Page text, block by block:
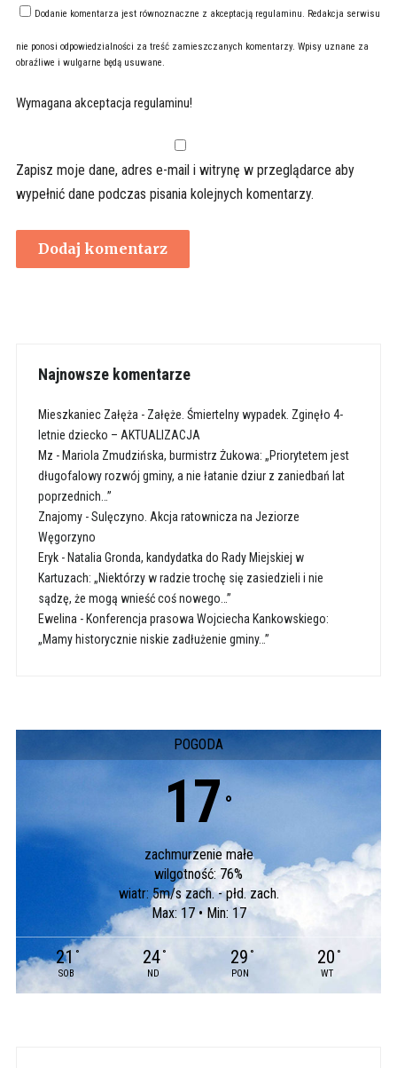
Dodanie komentarza jest równoznaczne z akceptacją regulaminu. Redakcja serwisu
nie ponosi odpowiedzialności za treść zamieszczanych komentarzy. Wpisy uznane za
obraźliwe i wulgarne będą usuwane.
Wymagana akceptacja regulaminu!
Zapisz moje dane, adres e-mail i witrynę w przeglądarce aby
wypełnić dane podczas pisania kolejnych komentarzy.
Najnowsze komentarze
Mieszkaniec Załęża - Załęże. Śmiertelny wypadek. Zginęło 4-
letnie dziecko – AKTUALIZACJA
Mz - Mariola Zmudzińska, burmistrz Żukowa: „Priorytetem jest
długofalowy rozwój gminy, a nie łatanie dziur z zaniedbań lat
poprzednich…”
Znajomy-Sulęczyno. Akcja ratownicza na Jeziorze
Węgorzyno
Eryk- Natalia Gronda, kandydatka do Rady Miejskiej w
Kartuzach: „Niektórzy w radzie trochę się zasiedzieli i nie
sądzę, że mogą wnieść coś nowego…”
Ewelina - Konferencja prasowa Wojciecha Kankowskiego:
„Mamy historycznie niskie zadłużenie gminy…”
POGODA
17 °
zachmurzenie małe
wilgotność: 76%
wiatr: 5m/s zach. - płd. zach.
Max: 17 • Min: 17
21 °
SOB
24 °
ND
29 °
PON
20 °
WT